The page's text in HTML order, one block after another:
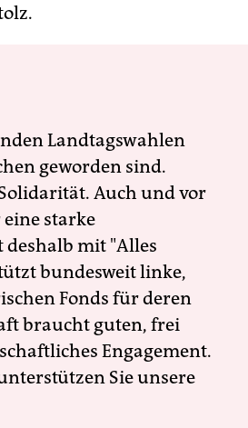
Landtagswahlen
geworden sind.
Auch und vor
starke
deshalb mit "Alles
bundesweit linke,
Fonds für deren
braucht guten, frei
Engagement.
Sie unsere